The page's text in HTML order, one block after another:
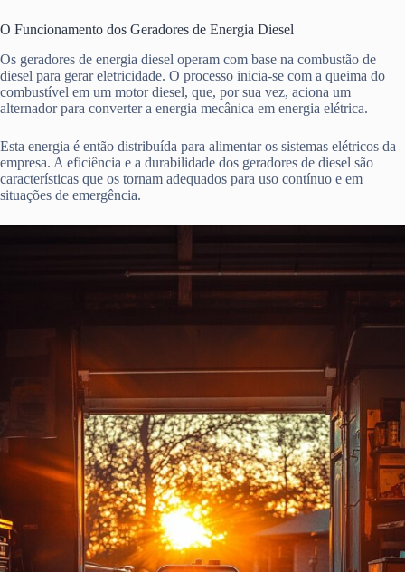
O Funcionamento dos Geradores de Energia Diesel
Os geradores de energia diesel operam com base na combustão de
diesel para gerar eletricidade. O processo inicia-se com a queima do
combustível em um motor diesel, que, por sua vez, aciona um
alternador para converter a energia mecânica em energia elétrica.
Esta energia é então distribuída para alimentar os sistemas elétricos da
empresa. A eficiência e a durabilidade dos geradores de diesel são
características que os tornam adequados para uso contínuo e em
situações de emergência.